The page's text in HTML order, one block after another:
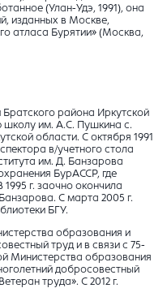
(Улан-Удэ, 1991), она
изданных в Москве,
атласа Бурятии» (Москва,
Братского района Иркутской
школу им. А.С. Пушкина с.
области. С октября 1991
в/учетного стола
им. Д. Банзарова
БурАССР, где
г. заочно окончила
С марта 2005 г.
БГУ.
образования и
труд и в связи с 75-
Министерства образования
добросовестный
труда». С 2012 г.